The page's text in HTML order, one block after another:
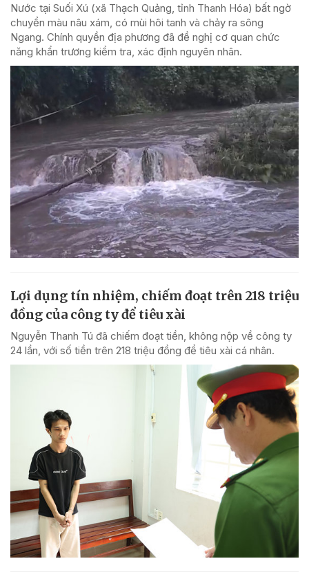
Nước tại Suối Xú (xã Thạch Quảng, tỉnh Thanh Hóa) bất ngờ
chuyển màu nâu xám, có mùi hôi tanh và chảy ra sông
Ngang. Chính quyền địa phương đã đề nghị cơ quan chức
năng khẩn trương kiểm tra, xác định nguyên nhân.
Lợi dụng tín nhiệm, chiếm đoạt trên 218 triệu
đồng của công ty để tiêu xài
Nguyễn Thanh Tú đã chiếm đoạt tiền, không nộp về công ty
24 lần, với số tiền trên 218 triệu đồng để tiêu xài cá nhân.